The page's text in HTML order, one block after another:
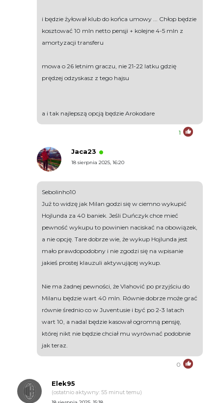
i będzie żyłował klub do końca umowy ... Chłop będzie
kosztować 10 mln netto pensji + kolejne 4-5 mln z
amortyzacji transferu
mowa o 26 letnim graczu, nie 21-22 latku gdzię
prędzej odzyskasz z tego hajsu
a i tak najlepszą opcją będzie Arokodare
1
Jaca23
18 sierpnia 2025, 16:20
Sebolinho10
Już to widzę jak Milan godzi się w ciemno wykupić
Hojlunda za 40 baniek. Jeśli Duńczyk chce mieć
pewność wykupu to powinien naciskać na obowiązek,
a nie opcję. Tare dobrze wie, że wykup Hojlunda jest
mało prawdopodobny i nie zgodzi się na wpisanie
jakieś prostej klauzuli aktywującej wykup.
Nie ma żadnej pewności, że Vlahović po przyjściu do
Milanu będzie wart 40 mln. Równie dobrze może grać
równie średnio co w Juventusie i być po 2-3 latach
wart 10, a nadal będzie kasował ogromną pensję,
której nikt nie będzie chciał mu wyrównać podobnie
jak teraz.
0
Elek95
(ostatnio aktywny: 55 minut temu)